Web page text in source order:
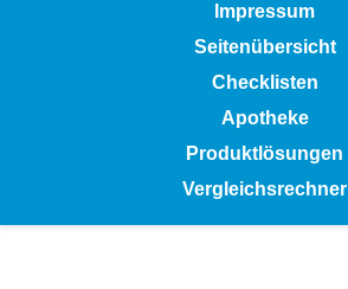
Impressum
Seitenübersicht
Checklisten
Apotheke
Produktlösungen
Vergleichsrechner